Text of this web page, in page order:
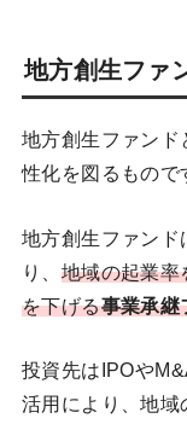
地方創生ファ
地方創生ファンド
性化を図るもので
地方創生ファンド
り、 地域の起業率
を下げる事業承継
投資先はIPOや
活用により、地域